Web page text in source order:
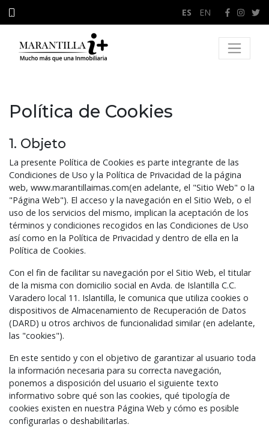
ES EN
Política de Cookies
1. Objeto
La presente Política de Cookies es parte integrante de las
Condiciones de Uso y la Política de Privacidad de la página
web, www.marantillaimas.com(en adelante, el "Sitio Web" o la
"Página Web"). El acceso y la navegación en el Sitio Web, o el
uso de los servicios del mismo, implican la aceptación de los
términos y condiciones recogidos en las Condiciones de Uso
así como en la Política de Privacidad y dentro de ella en la
Política de Cookies.
Con el fin de facilitar su navegación por el Sitio Web, el titular
de la misma con domicilio social en Avda. de Islantilla C.C.
Varadero local 11. Islantilla, le comunica que utiliza cookies o
dispositivos de Almacenamiento de Recuperación de Datos
(DARD) u otros archivos de funcionalidad similar (en adelante,
las "cookies").
En este sentido y con el objetivo de garantizar al usuario toda
la información necesaria para su correcta navegación,
ponemos a disposición del usuario el siguiente texto
informativo sobre qué son las cookies, qué tipología de
cookies existen en nuestra Página Web y cómo es posible
configurarlas o deshabilitarlas.